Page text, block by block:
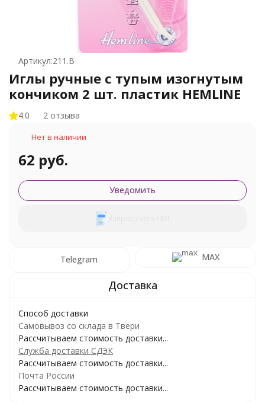
Артикул:211.B
Иглы ручные с тупым изогнутым
кончиком 2 шт. пластик HEMLINE
4.0 2 отзыва
Нет в наличии
62 руб.
Уведомить
Telegram MAX
Способ доставки
Самовывоз со склада в Твери
Рассчитываем стоимость доставки...
Служба доставки СДЭК
Рассчитываем стоимость доставки...
Почта России
Рассчитываем стоимость доставки...